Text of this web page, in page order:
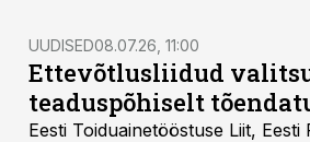
UUDISED08.07.26, 11:00
Ettevõtlusliidud
teaduspõhiselt
Eesti Toiduainetööstuse Liit,